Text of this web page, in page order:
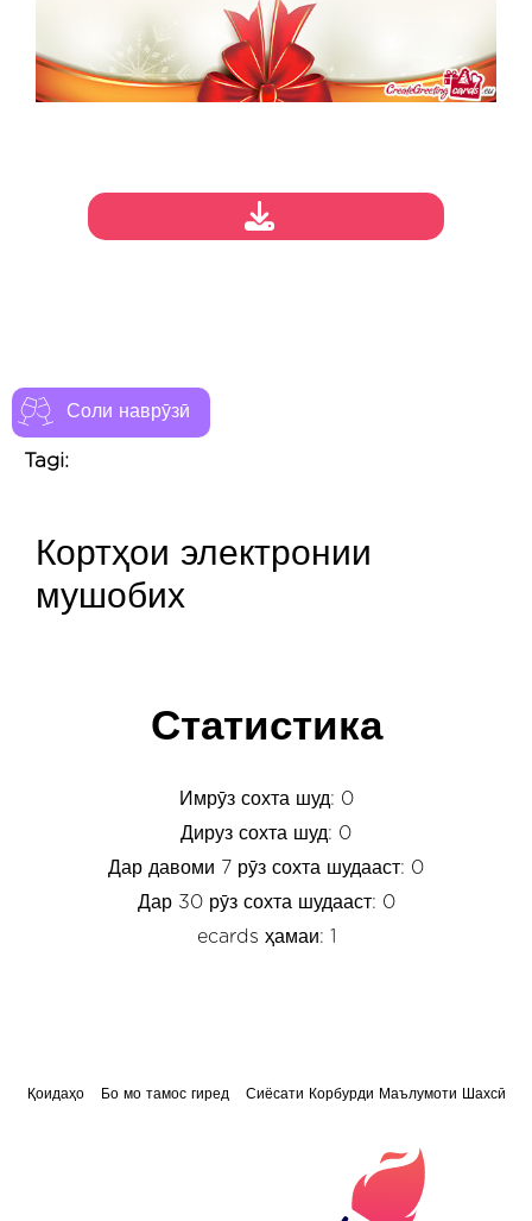
Соли наврӯзӣ
Tagi:
Кортҳои электронии
мушобих
Статистика
Имрӯз сохта шуд: 0
Дируз сохта шуд: 0
Дар давоми 7 рӯз сохта шудааст: 0
Дар 30 рӯз сохта шудааст: 0
ecards ҳамаи: 1
Қоидаҳо Бо мо тамос гиред Сиёсати Корбурди Маълумоти Шахсӣ